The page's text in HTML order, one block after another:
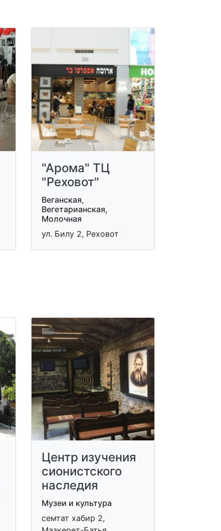
"Арома" ТЦ
"Реховот"
Веганская,
Вегетарианская,
Молочная
ул. Билу 2, Реховот
Центр изучения
сионистского
наследия
Музеи и культура
семтат хабир 2,